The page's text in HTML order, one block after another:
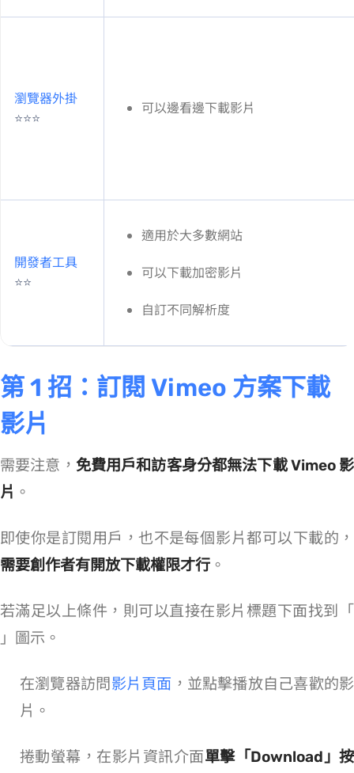
瀏覽器外掛
⭐⭐⭐
可以邊看邊下載 Vimeo 影片
開發者工具
⭐⭐
適用於大多數網站
可以下載 Vimeo 加密影片
自訂不同解析度
第 1 招：訂閱 Vimeo 方案下載
影片
需要注意， 免費用戶和訪客身分都無法下載 Vimeo 影
片 。
即使你是訂閱用戶，也不是每個 Vimeo 影片都可以下載的，
需要創作者有開放下載權限才行 。
若滿足以上條件，則可以直接在影片標題下面找到「Downloa
d」圖示。
在瀏覽器訪問 Vimeo 影片頁面 ，並點擊播放自己喜歡的影
片。
捲動螢幕，在影片資訊介面單擊「Download」按